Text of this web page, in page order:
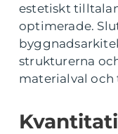
estetiskt
optimerade.
strukturerna
materialval och